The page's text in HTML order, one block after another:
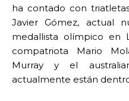
ha contado con
Javier Gómez, actual
medallista olímpico en
compatriota Mario
Murray y el
actualmente están